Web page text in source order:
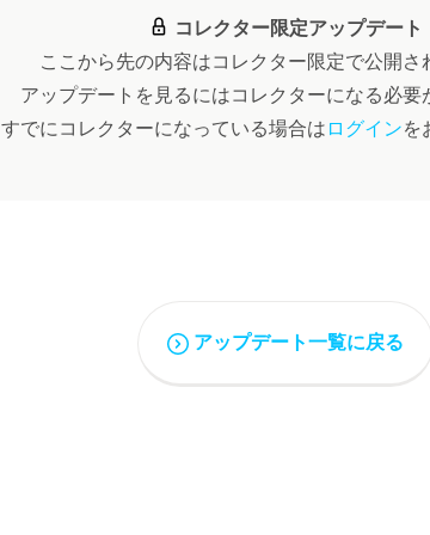
コレクター限定アップデート
ここから先の内容はコレクター限定で公開さ
アップデートを見るにはコレクターになる必要
すでにコレクターになっている場合はログインを
アップデート一覧に戻る